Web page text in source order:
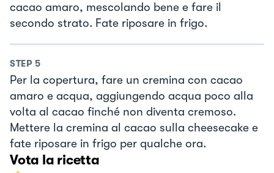
cacao amaro, mescolando bene e fare il
secondo strato. Fate riposare in frigo.
STEP 5
Per la copertura, fare un cremina con cacao
amaro e acqua, aggiungendo acqua poco alla
volta al cacao finché non diventa cremoso.
Mettere la cremina al cacao sulla cheesecake e
fate riposare in frigo per qualche ora.
Vota la ricetta